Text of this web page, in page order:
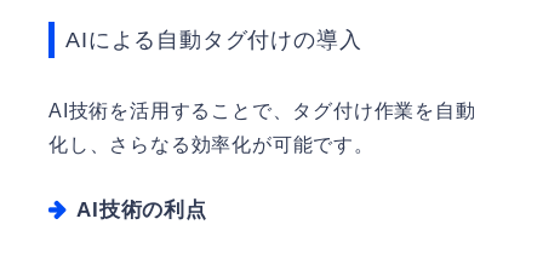
AIによる自動タグ付けの導入
AI技術を活用することで、タグ付け作業を自動
化し、さらなる効率化が可能です。
AI技術の利点